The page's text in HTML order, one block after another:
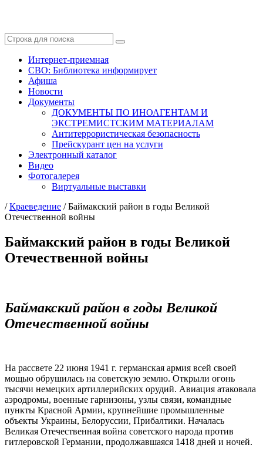
Интернет-приемная
СВО: Библиотека информирует
Афиша
Новости
Документы
ДОКУМЕНТЫ ПО ИНОАГЕНТАМ И
ЭКСТРЕМИСТСКИМ МАТЕРИАЛАМ
Антитеррористическая безопасность
Прейскурант цен на услуги
Электронный каталог
Видео
Фотогалерея
Виртуальные выставки
/Краеведение /Баймакский район в годы Великой
Отечественной войны
Баймакский район в годы Великой
Отечественной войны
Баймакский район в годы Великой
Отечественной войны
На рассвете 22 июня 1941 г. германская армия всей своей
мощью обрушилась на советскую землю. Открыли огонь
тысячи немецких артиллерийских орудий. Авиация атаковала
аэродромы, военные гарнизоны, узлы связи, командные
пункты Красной Армии, крупнейшие промышленные
объекты Украины, Белоруссии, Прибалтики. Началась
Великая Отечественная война советского народа против
гитлеровской Германии, продолжавшаяся 1418 дней и ночей.